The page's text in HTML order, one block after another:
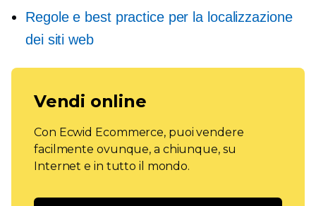
Regole e best practice per la localizzazione
dei siti web
Vendi online
Con Ecwid Ecommerce, puoi vendere
facilmente ovunque, a chiunque, su
Internet e in tutto il mondo.